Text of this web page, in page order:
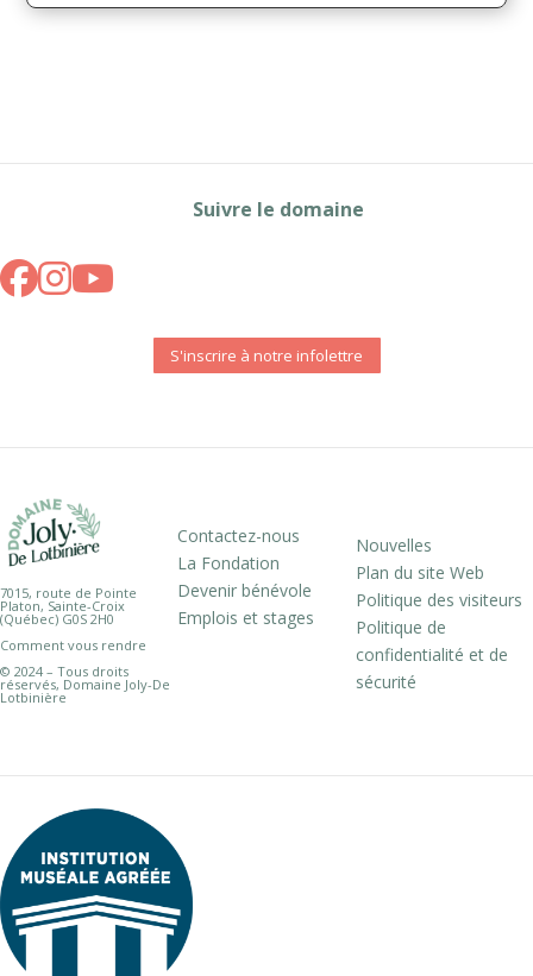
Suivre le domaine
S'inscrire à notre infolettre
7015, route de Pointe
Platon, Sainte-Croix
(Québec) G0S 2H0
Comment vous rendre
© 2024 – Tous droits
réservés, Domaine Joly-De
Lotbinière
Contactez-nous
La Fondation
Devenir bénévole
Emplois et stages
Nouvelles
Plan du site Web
Politique des visiteurs
Politique de
confidentialité et de
sécurité